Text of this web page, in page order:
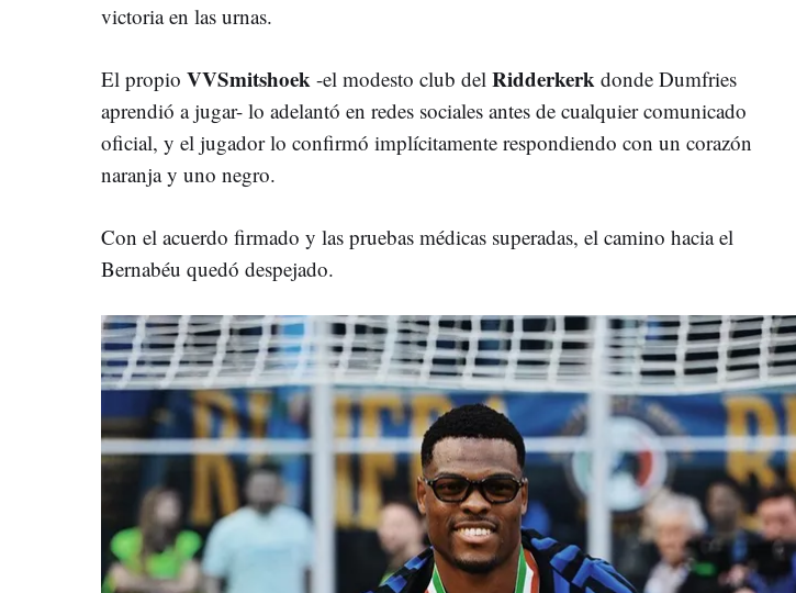
victoria en las urnas.
El propio VVSmitshoek -el modesto club del Ridderkerk donde Dumfries
aprendió a jugar- lo adelantó en redes sociales antes de cualquier comunicado
oficial, y el jugador lo confirmó implícitamente respondiendo con un corazón
naranja y uno negro.
Con el acuerdo firmado y las pruebas médicas superadas, el camino hacia el
Bernabéu quedó despejado.